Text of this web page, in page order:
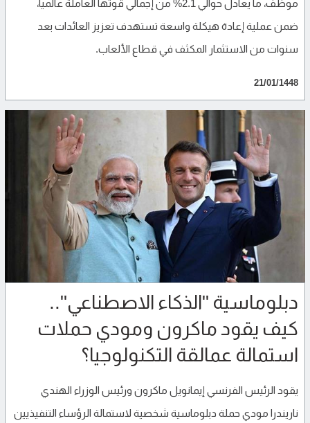
موظف، ما يعادل حوالي 2.1% من إجمالي قوتها العاملة عالمياً،
ضمن عملية إعادة هيكلة واسعة تستهدف تعزيز العائدات بعد
سنوات من الاستثمار المكثف في قطاع الألعاب.
21/01/1448
دبلوماسية "الذكاء الاصطناعي"..
كيف يقود ماكرون ومودي حملات
استمالة عمالقة التكنولوجيا؟
يقود الرئيس الفرنسي إيمانويل ماكرون ورئيس الوزراء الهندي
ناريندرا مودي حملة دبلوماسية شخصية لاستمالة الرؤساء التنفيذيين